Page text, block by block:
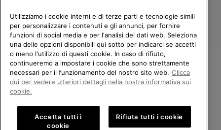
Italia
©2026Columbia Sportswear Company. Avenue des Morgines, 12 1213
Petit-Lancy Switzerland. Tutti i diritti riservati.
Politica sulla privacy Termini di utilizzo
Condizioni Generali di Vendita
BENVENUTO/A IN SOREL.
SELEZIONA IL TUO PAESE DI
Shopping online disponibile
Utilizziamo i cookie interni e di terze parti e tecnologie simili
per personalizzare i contenuti e gli annunci, per fornire
funzioni di social media e per l'analisi dei dati web. Seleziona
una delle opzioni disponibili qui sotto per indicarci se accetti
o meno l'utilizzo di questi cookie. In caso di rifiuto,
continueremo a impostare i cookie che sono strettamente
necessari per il funzionamento del nostro sito web. Clicca
qui per vedere ulteriori dettagli nella nostra informativa sui
cookie.
Accetta tutti i
cookie
Rifiuta tutti i cookie